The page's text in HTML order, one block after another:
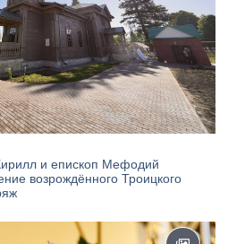
и епископ Мефодий
возрождённого Троицкого